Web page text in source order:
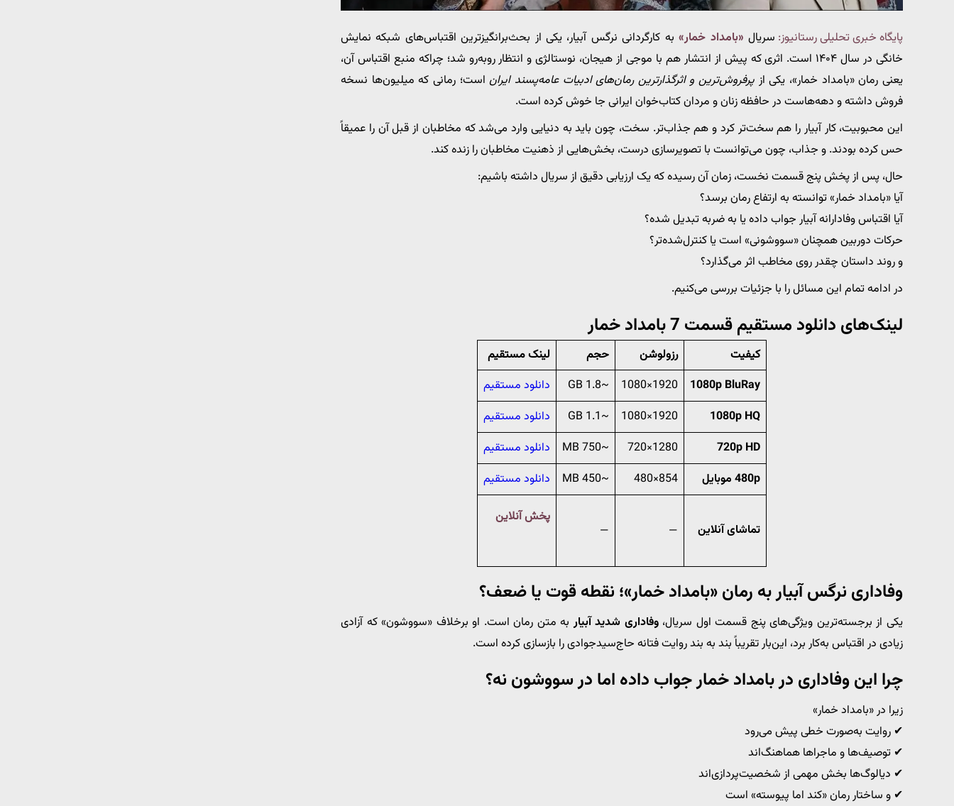
پایگاه خبری تحلیلی رستانیوز: سریال «بامداد خمار»به کارگردانی نرگس آبیار، یکی از بحث‌برانگیزترین اقتباس‌های شبکه نمایش
خانگی در سال ۱۴۰۴ است. اثری که پیش از انتشار هم با موجی از هیجان، نوستالژی و انتظار روبه‌رو شد؛ چراکه منبع اقتباس آن،
یعنی رمان «بامداد خمار»، یکی از پرفروش‌ترین و اثرگذارترین رمان‌های ادبیات عامه‌پسند ایراناست؛ رمانی که میلیون‌ها نسخه
فروش داشته و دهه‌هاست در حافظه زنان و مردان کتاب‌خوان ایرانی جا خوش کرده است.
این محبوبیت، کار آبیار را هم سخت‌تر کرد و هم جذاب‌تر. سخت، چون باید به دنیایی وارد می‌شد که مخاطبان از قبل آن را عمیقاً
حس کرده بودند. و جذاب، چون می‌توانست با تصویرسازی درست، بخش‌هایی از ذهنیت مخاطبان را زنده کند.
حال، پس از پخش پنج قسمت نخست، زمان آن رسیده که یک ارزیابی دقیق از سریال داشته باشیم:
آیا «بامداد خمار» توانسته به ارتفاع رمان برسد؟
آیا اقتباس وفادارانه آبیار جواب داده یا به ضربه تبدیل شده؟
حرکات دوربین همچنان «سووشونی» است یا کنترل‌شده‌تر؟
و روند داستان چقدر روی مخاطب اثر می‌گذارد؟
در ادامه تمام این مسائل را با جزئیات بررسی می‌کنیم.
لینک‌های دانلود مستقیم قسمت 7 بامداد خمار
کیفیت رزولوشن حجم
لینک مستقیم
1080p BluRay
1920×1080
~1.8 GB
دانلود مستقیم
1080p HQ
1920×1080
~1.1 GB
دانلود مستقیم
720p HD
1280×720
~750 MB
دانلود مستقیم
480p موبایل
854×480
~450 MB دانلود مستقیم
تماشای آنلاین —
—
پخش آنلاین
وفاداری نرگس آبیار به رمان «بامداد خمار»؛ نقطه قوت یا ضعف؟
یکی از برجسته‌ترین ویژگی‌های پنج قسمت اول سریال،وفاداری شدید آبیاربه متن رمان است. او برخلاف «سووشون» که آزادی
زیادی در اقتباس به‌کار برد، این‌بار تقریباً بند به بند روایت فتانه حاج‌سیدجوادی را بازسازی کرده است.
چرا این وفاداری در بامداد خمار جواب داده اما در سووشون نه؟
زیرا در «بامداد خمار»
✔ روایت به‌صورت خطی پیش می‌رود
✔ توصیف‌ها و ماجراها هماهنگ‌اند
✔ دیالوگ‌ها بخش مهمی از شخصیت‌پردازی‌اند
✔ و ساختار رمان «کند اما پیوسته» است